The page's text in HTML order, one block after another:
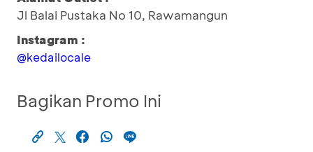
Jl Balai Pustaka No 10, Rawamangun
Instagram :
@kedailocale
Bagikan Promo Ini